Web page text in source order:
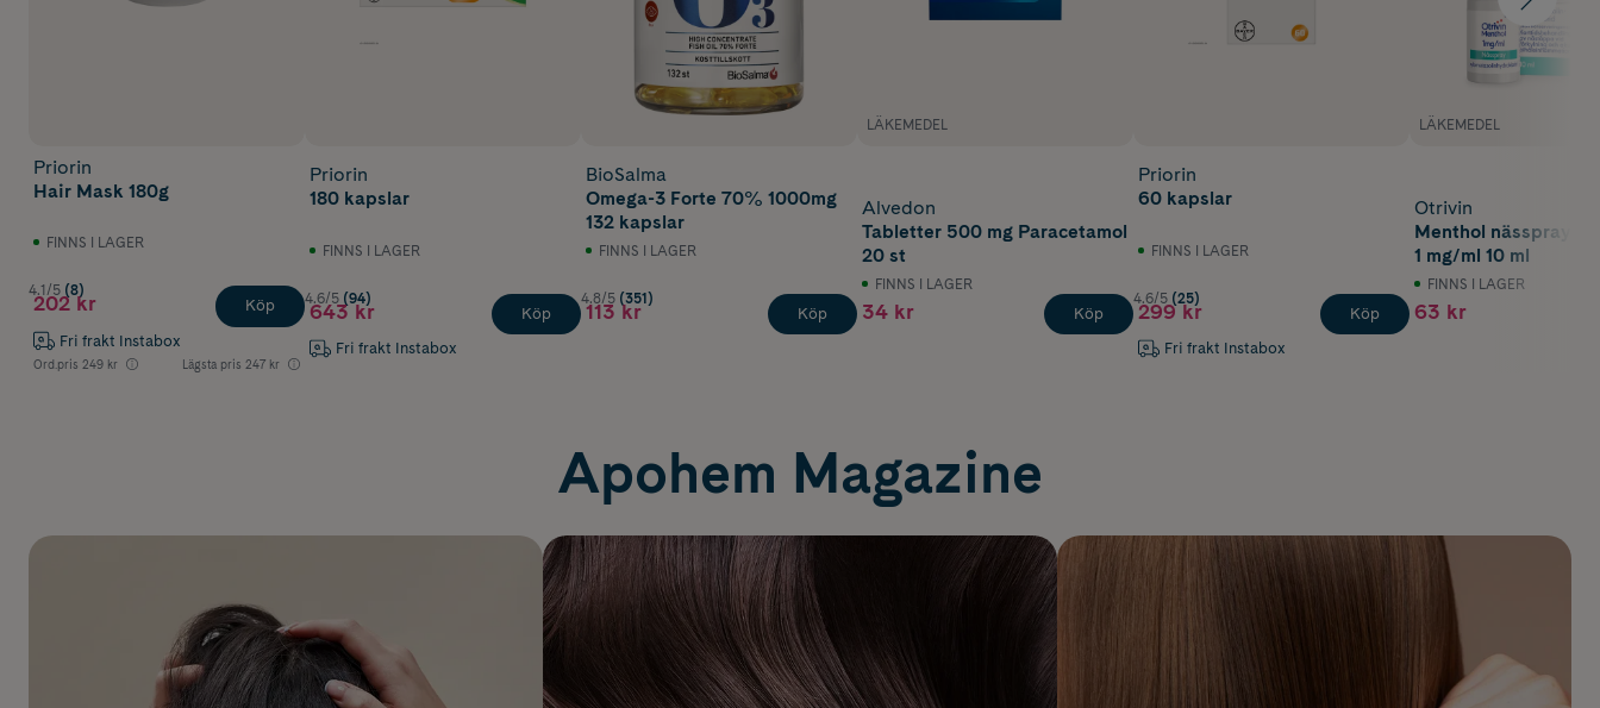
Priorin
Hair Mask 180g
FINNS I LAGER
4.1/5 (8)
202 kr
Fri frakt Instabox
Ord.pris 249 kr Lägsta pris 247 kr
Köp
Priorin
180 kapslar
FINNS I LAGER
4.6/5 (94)
643 kr
Fri frakt Instabox
Köp
BioSalma
Omega-3 Forte 70% 1000mg
132 kapslar
FINNS I LAGER
4.8/5 (351)
113 kr Köp
LÄKEMEDEL
Alvedon
Tabletter 500 mg Paracetamol
20 st
FINNS I LAGER
34 kr Köp
Priorin
60 kapslar
FINNS I LAGER
4.6/5 (25)
299 kr
Fri frakt Instabox
Köp
LÄKEMEDEL
Otrivin
Menthol nässpray,
1 mg/ml 10 ml
FINNS I LAGER
63 kr
Apohem Magazine